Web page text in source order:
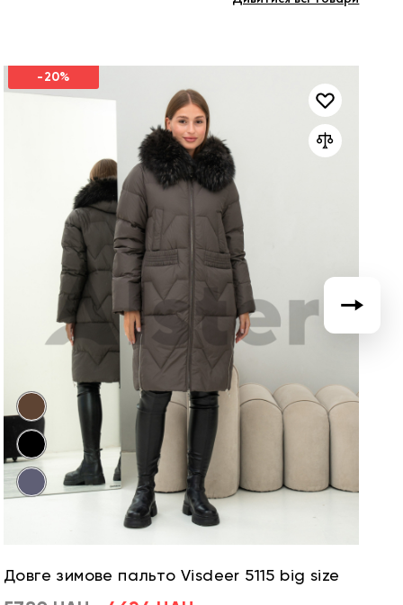
-20%
Довге зимове пальто Visdeer 5115 big size